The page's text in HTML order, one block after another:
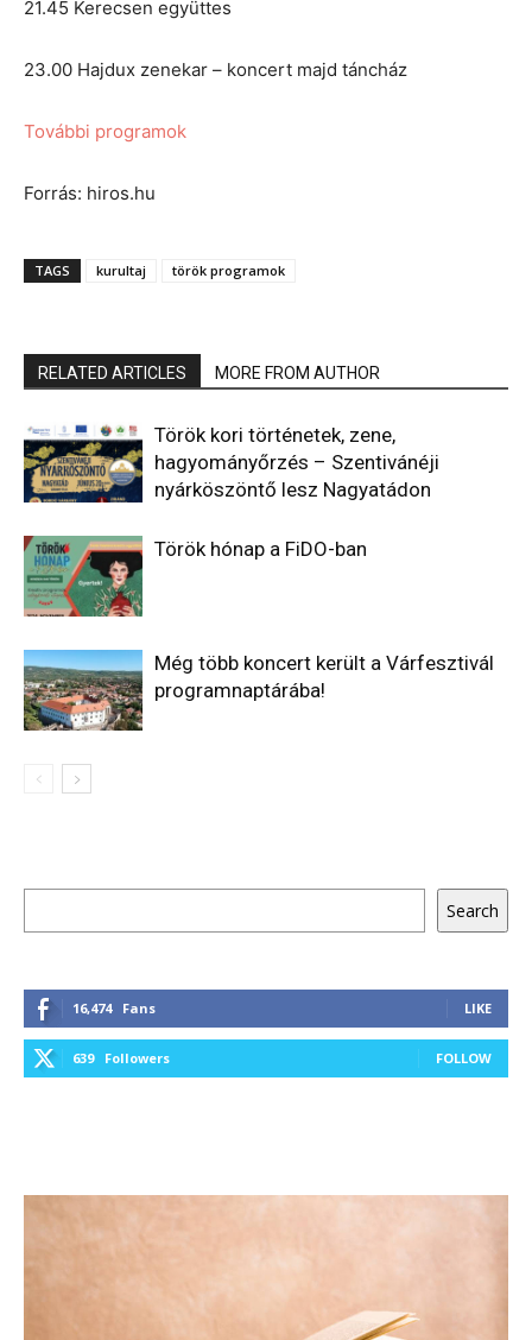
21.45 Kerecsen együttes
23.00 Hajdux zenekar – koncert majd táncház
További programok
Forrás: hiros.hu
TAGS kurultaj török programok
RELATED ARTICLES MORE FROM AUTHOR
Török kori történetek, zene,
hagyományőrzés – Szentivánéji
nyárköszöntő lesz Nagyatádon
Török hónap a FiDO-ban
Még több koncert került a Várfesztivál
programnaptárába!
Search
16,474 Fans LIKE
639 Followers FOLLOW